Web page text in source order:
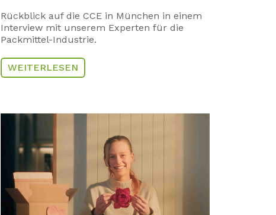
Rückblick auf die CCE in München in einem
Interview mit unserem Experten für die
Packmittel-Industrie.
WEITERLESEN